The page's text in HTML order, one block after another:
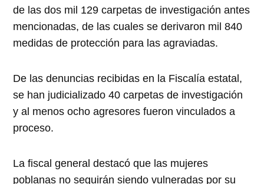
de las dos mil 129 carpetas de investigación antes
mencionadas, de las cuales se derivaron mil 840
medidas de protección para las agraviadas.
De las denuncias recibidas en la Fiscalía estatal,
se han judicializado 40 carpetas de investigación
y al menos ocho agresores fueron vinculados a
proceso.
La fiscal general destacó que las mujeres
poblanas no seguirán siendo vulneradas por su